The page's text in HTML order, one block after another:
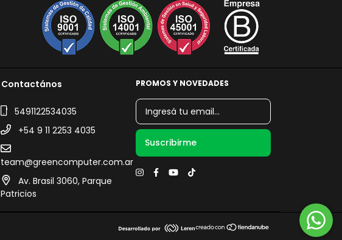
Contactános
5491122534035
+54 9 11 2253 4035
team@greencomputer.com.ar
Av. Brasil 3060, Parque
Patricios
PROMOS Y NOVEDADES